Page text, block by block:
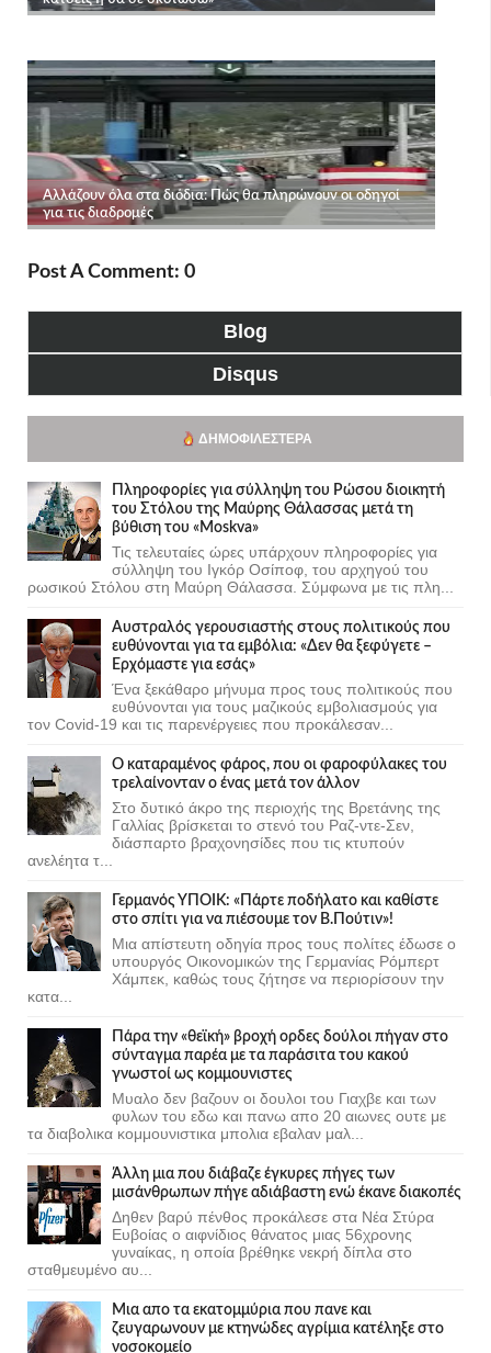
Post A Comment: 0
Blog
Disqus
ΔΗΜΟΦΙΛΈΣΤΕΡΑ
Πληροφορίες για σύλληψη του Ρώσου διοικητή
του Στόλου της Mαύρης Θάλασσας μετά τη
βύθιση του «Moskva»
Τις τελευταίες ώρες υπάρχουν πληροφορίες για
σύλληψη του Ιγκόρ Οσίποφ, του αρχηγού του
ρωσικού Στόλου στη Μαύρη Θάλασσα. Σύμφωνα με τις πλη...
Αυστραλός γερουσιαστής στους πολιτικούς που
ευθύνονται για τα εμβόλια: «Δεν θα ξεφύγετε –
Ερχόμαστε για εσάς»
Ένα ξεκάθαρο μήνυμα προς τους πολιτικούς που
ευθύνονται για τους μαζικούς εμβολιασμούς για
τον Covid-19 και τις παρενέργειες που προκάλεσαν...
Ο καταραμένος φάρος, που οι φαροφύλακες του
τρελαίνονταν ο ένας μετά τον άλλον
Στο δυτικό άκρο της περιοχής της Βρετάνης της
Γαλλίας βρίσκεται το στενό του Ραζ-ντε-Σεν,
διάσπαρτο βραχονησίδες που τις κτυπούν
ανελέητα τ...
Γερμανός ΥΠΟΙΚ: «Πάρτε ποδήλατο και καθίστε
στο σπίτι για να πιέσουμε τον Β.Πούτιν»!
Μια απίστευτη οδηγία προς τους πολίτες έδωσε ο
υπουργός Οικονομικών της Γερμανίας Ρόμπερτ
Χάμπεκ, καθώς τους ζήτησε να περιορίσουν την
κατα...
Πάρα την «θεϊκή» βροχή ορδες δούλοι πήγαν στο
σύνταγμα παρέα με τα παράσιτα του κακού
γνωστοί ως κομμουνιστες
Μυαλο δεν βαζουν οι δουλοι του Γιαχβε και των
φυλων του εδω και πανω απο 20 αιωνες ουτε με
τα διαβολικα κομμουνιστικα μπολια εβαλαν μαλ...
Άλλη μια που διάβαζε έγκυρες πήγες των
μισάνθρωπων πήγε αδιάβαστη ενώ έκανε διακοπές
Δηθεν βαρύ πένθος προκάλεσε στα Νέα Στύρα
Ευβοίας ο αιφνίδιος θάνατος μιας 56χρονης
γυναίκας, η οποία βρέθηκε νεκρή δίπλα στο
σταθμευμένο αυ...
Μια απο τα εκατομμύρια που πανε και
ζευγαρωνουν με κτηνώδες αγρίμια κατέληξε στο
νοσοκομείο